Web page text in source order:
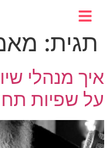
תגית:
איך מנהלי
על שפיות